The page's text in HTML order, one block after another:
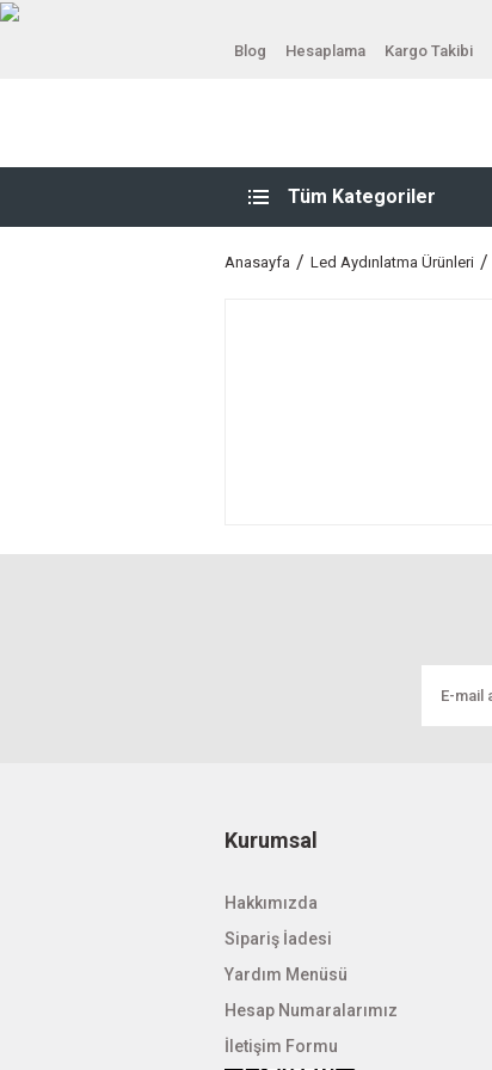
Blog Hesaplama Kargo Takibi
Tüm Kategoriler
Anasayfa Led Aydınlatma Ürünleri
Kurumsal
Hakkımızda
Sipariş İadesi
Yardım Menüsü
Hesap Numaralarımız
İletişim Formu